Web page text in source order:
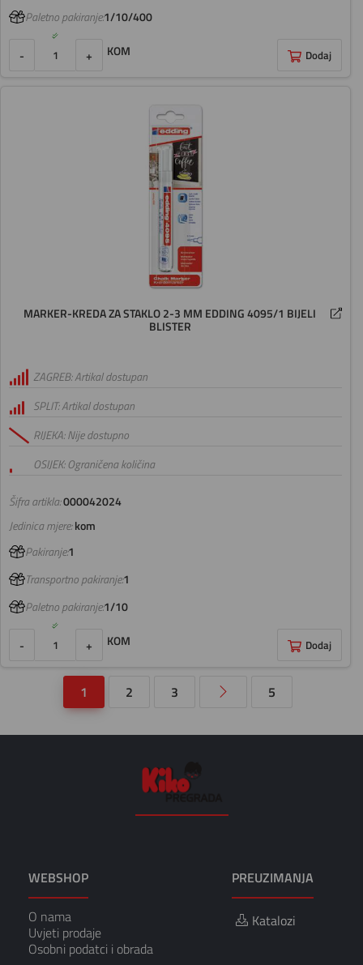
Paletno pakiranje:1/10/400
- + KOM Dodaj
MARKER-KREDA ZA STAKLO 2-3 MM EDDING 4095/1 BIJELI
BLISTER
Šifra artikla:000042024
ZAGREB: Artikal dostupan
SPLIT: Artikal dostupan
RIJEKA: Nije dostupno
OSIJEK: Ograničena količina
Jedinica mjere:kom
Pakiranje:1
Transportno pakiranje:1
Paletno pakiranje:1/10
- + KOM Dodaj
1 2 3 5
WEBSHOP
O nama
Uvjeti prodaje
Osobni podatci i obrada
PREUZIMANJA
Katalozi